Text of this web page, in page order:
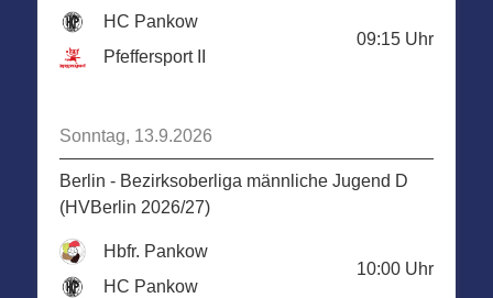
HC Pankow
Pfeffersport II
09:15 Uhr
Sonntag, 13.9.2026
Berlin - Bezirksoberliga männliche Jugend D
(HVBerlin 2026/27)
Hbfr. Pankow
HC Pankow
10:00 Uhr